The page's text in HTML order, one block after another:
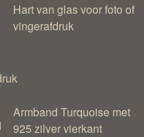
Hart van glas voor foto of
vingerafdruk
Armband Turquoise met
925 zilver vierkant